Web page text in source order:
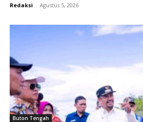
Redaksi - Agustus 5, 2026
Buton Tengah